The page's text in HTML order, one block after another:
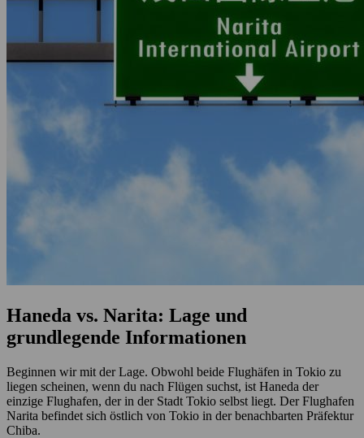
Haneda vs. Narita: Lage und
grundlegende Informationen
Beginnen wir mit der Lage. Obwohl beide Flughäfen in Tokio zu
liegen scheinen, wenn du nach Flügen suchst, ist Haneda der
einzige Flughafen, der in der Stadt Tokio selbst liegt. Der Flughafen
Narita befindet sich östlich von Tokio in der benachbarten Präfektur
Chiba.